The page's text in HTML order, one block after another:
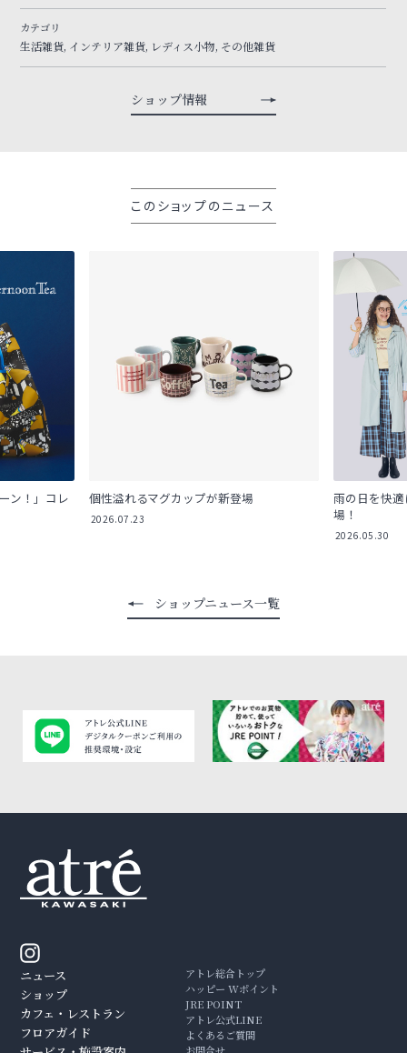
カテゴリ
生活雑貨, インテリア雑貨, レディス小物, その他雑貨
ショップ情報
このショップのニュース
ン！」コレ 個性溢れるマグカップが新登場
2026.07.23
雨の日を快
場！
2026.05.30
ショップニュース一覧
ニュース
ショップ
カフェ・レストラン
フロアガイド
アトレ総合トップ
ハッピー Wポイント
JRE POINT
アトレ公式LINE
よくあるご質問